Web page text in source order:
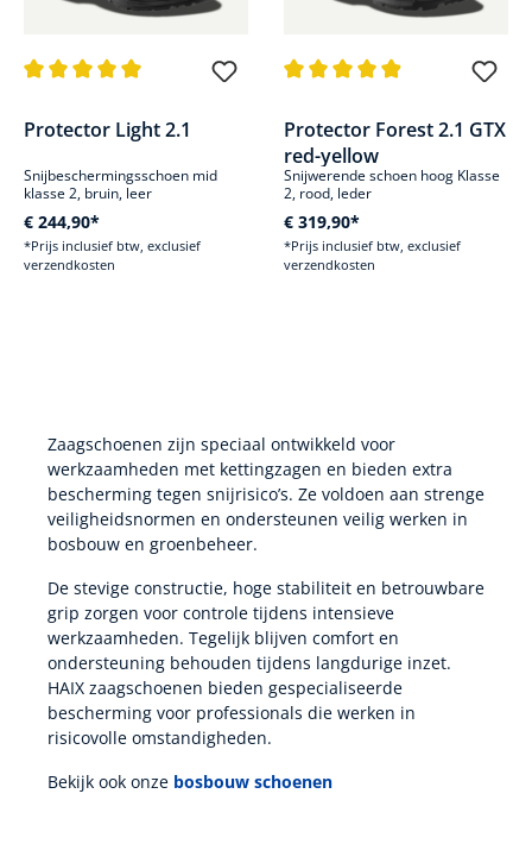
Protector Light 2.1
Snijbeschermingsschoen mid
klasse 2, bruin, leer
€ 244,90*
*Prijs inclusief btw, exclusief
verzendkosten
Protector Forest 2.1 GTX
red-yellow
Snijwerende schoen hoog Klasse
2, rood, leder
€ 319,90*
*Prijs inclusief btw, exclusief
verzendkosten
Zaagschoenen zijn speciaal ontwikkeld voor
werkzaamheden met kettingzagen en bieden extra
bescherming tegen snijrisico’s. Ze voldoen aan strenge
veiligheidsnormen en ondersteunen veilig werken in
bosbouw en groenbeheer.
De stevige constructie, hoge stabiliteit en betrouwbare
grip zorgen voor controle tijdens intensieve
werkzaamheden. Tegelijk blijven comfort en
ondersteuning behouden tijdens langdurige inzet.
HAIX zaagschoenen bieden gespecialiseerde
bescherming voor professionals die werken in
risicovolle omstandigheden.
Bekijk ook onze bosbouw schoenen